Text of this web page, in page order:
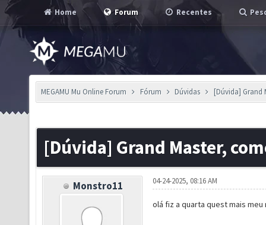
Home Forum Recentes
MEGAMU Mu Online Forum Fórum Dúvidas [Dúvida] Grand
[Dúvida] Grand Master,
Monstro11 04-24-2025, 08:16 AM
olá fiz a quarta quest mais